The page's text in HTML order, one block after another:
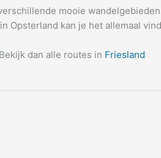
mooie
Opsterland kan je het allemaal
dan alle routes in Friesland